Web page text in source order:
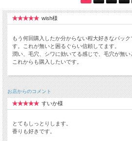
wish様
もう何回購入したか分からない程大好きなパッ
す。これが無いと困るぐらい信頼してます。
潤い、毛穴、シワに効いてる感じで、毛穴が無い
これからも購入したいです。
お店からのコメント
すいか様
とてもしっとりします。
香りも好きです。